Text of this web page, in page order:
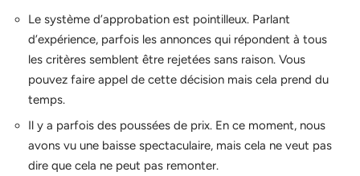
Le système d’approbation est pointilleux. Parlant
d’expérience, parfois les annonces qui répondent à tous
les critères semblent être rejetées sans raison. Vous
pouvez faire appel de cette décision mais cela prend du
temps.
Il y a parfois des poussées de prix. En ce moment, nous
avons vu une baisse spectaculaire, mais cela ne veut pas
dire que cela ne peut pas remonter.